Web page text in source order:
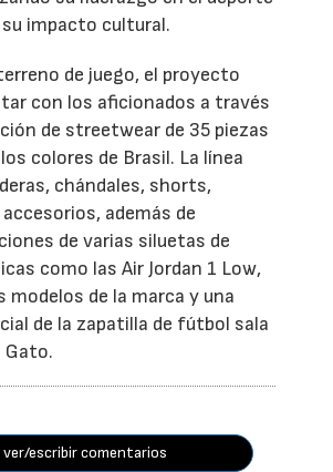
impacto cultural.
de juego, el proyecto
con los aficionados a través
de streetwear de 35 piezas
colores de Brasil. La línea
chándales, shorts,
además de
de varias siluetas de
como las Air Jordan 1 Low,
de la marca y una
de la zapatilla de fútbol sala
Gato.
ver/escribir comentarios